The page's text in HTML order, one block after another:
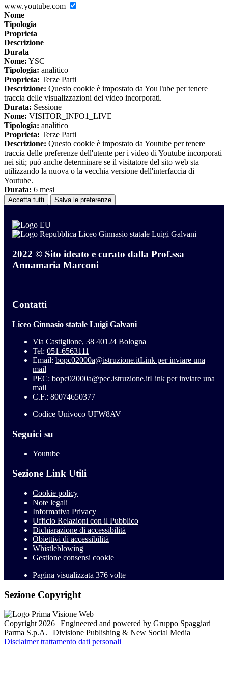
www.youtube.com
Nome
Tipologia
Proprieta
Descrizione
Durata
Nome: YSC
Tipologia: analitico
Proprieta: Terze Parti
Descrizione: Questo cookie è impostato da YouTube per tenere
traccia delle visualizzazioni dei video incorporati.
Durata: Sessione
Nome: VISITOR_INFO1_LIVE
Tipologia: analitico
Proprieta: Terze Parti
Descrizione: Questo cookie è impostato da Youtube per tenere
traccia delle preferenze dell'utente per i video di Youtube incorporati
nei siti; può anche determinare se il visitatore del sito web sta
utilizzando la nuova o la vecchia versione dell'interfaccia di
Youtube.
Durata: 6 mesi
Accetta tutti Salva le preferenze
Liceo Ginnasio statale Luigi Galvani
2022 © Sito ideato e curato dalla Prof.ssa
Annamaria Marconi
Contatti
Liceo Ginnasio statale Luigi Galvani
Via Castiglione, 38 40124 Bologna
Tel: 051-6563111
Email: bopc02000a@istruzione.itLink per inviare una
mail
PEC: bopc02000a@pec.istruzione.itLink per inviare una
mail
C.F.: 80074650377
Codice Univoco UFW8AV
Seguici su
Youtube
Sezione Link Utili
Cookie policy
Note legali
Informativa Privacy
Ufficio Relazioni con il Pubblico
Dichiarazione di accessibilità
Obiettivi di accessibilità
Whistleblowing
Gestione consensi cookie
Pagina visualizzata 376 volte
Sezione Copyright
Copyright 2026 | Engineered and powered by Gruppo Spaggiari
Parma S.p.A. | Divisione Publishing & New Social Media
Disclaimer trattamento dati personali